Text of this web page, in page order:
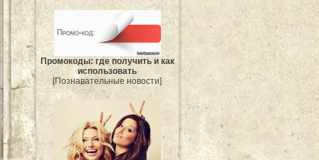
Промокоды: где получить и как
использовать
[Познавательные новости]